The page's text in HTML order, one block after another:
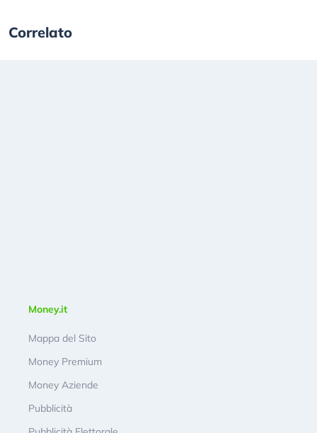
Correlato
Money.it
Mappa del Sito
Money Premium
Money Aziende
Pubblicità